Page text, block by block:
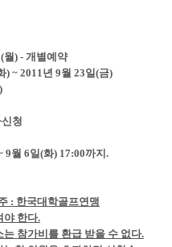
) - 개별예약
~ 2011년 9월 23일(금)
청
9월 6일(화) 17:00까지.
: 한국대학골프연맹
야 한다.
참가비를 환급 받을 수 없다.